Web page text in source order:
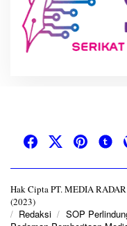
Hak Cipta PT. MEDIA
(2023)
Redaksi
SOP